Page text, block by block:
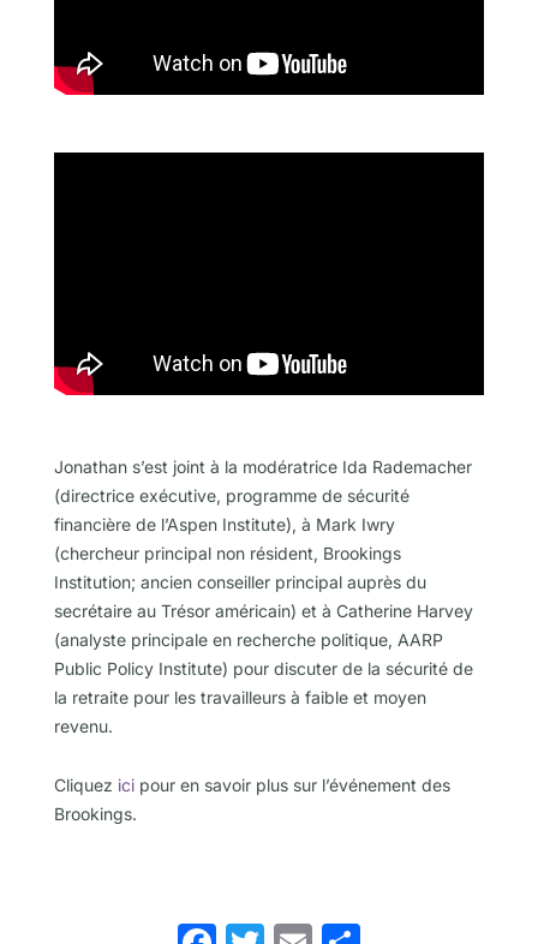
Jonathan s’est joint à la modératrice Ida Rademacher
(directrice exécutive, programme de sécurité
financière de l’Aspen Institute), à Mark Iwry
(chercheur principal non résident, Brookings
Institution; ancien conseiller principal auprès du
secrétaire au Trésor américain) et à Catherine Harvey
(analyste principale en recherche politique, AARP
Public Policy Institute) pour discuter de la sécurité de
la retraite pour les travailleurs à faible et moyen
revenu.
Cliquez icipour en savoir plus sur l’événement des
Brookings.